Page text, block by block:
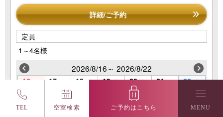
詳細/ご予約
定員
1～4名様
2026/8/16～ 2026/8/22
16 17 18 (火) 19 (水) 20 (木) 21 (金) 22 (土)
TEL 空室検索 ご予約はこちら MENU